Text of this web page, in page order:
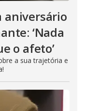
aniversário
‘Nada
o afeto’
a sua trajetória e